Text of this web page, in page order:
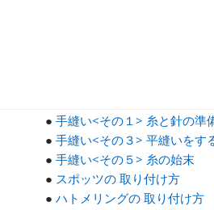
● 手縫い<その１> 糸と針の準
● 手縫い<その３> 平縫いをす
● 手縫い<その５> 糸の始末
● スポッツの 取り付け方
● ハトメリングの 取り付け方